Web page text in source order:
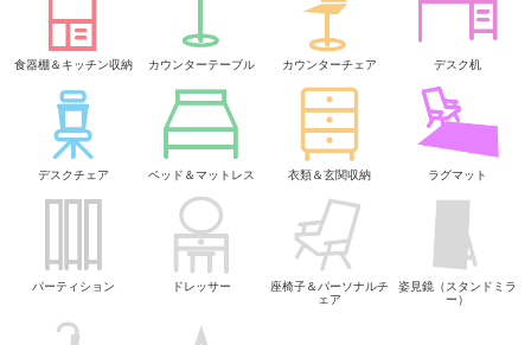
食器棚＆キッチン収納 カウンターテーブル カウンターチェア デスク机
デスクチェア ベッド＆マットレス 衣類＆玄関収納 ラグマット
パーティション ドレッサー
座椅子＆パーソナルチ
ェア
姿見鏡（スタンドミラ
ー）